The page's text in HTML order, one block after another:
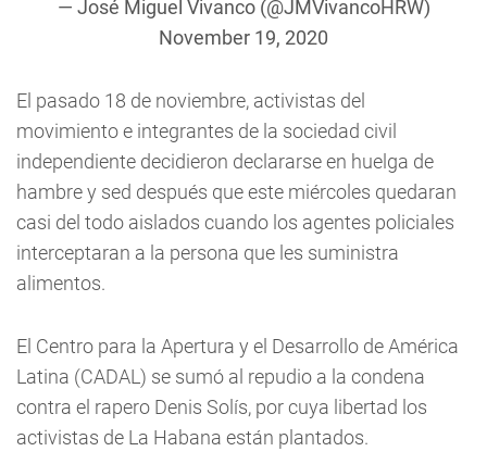
— José Miguel Vivanco (@JMVivancoHRW)
November 19, 2020
El pasado 18 de noviembre, activistas del
movimiento e integrantes de la sociedad civil
independiente decidieron declararse en huelga de
hambre y sed después que este miércoles quedaran
casi del todo aislados cuando los agentes policiales
interceptaran a la persona que les suministra
alimentos.
El Centro para la Apertura y el Desarrollo de América
Latina (CADAL) se sumó al repudio a la condena
contra el rapero Denis Solís, por cuya libertad los
activistas de La Habana están plantados.